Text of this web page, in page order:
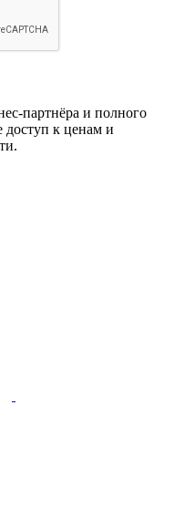
партнёра и полного
к ценам и